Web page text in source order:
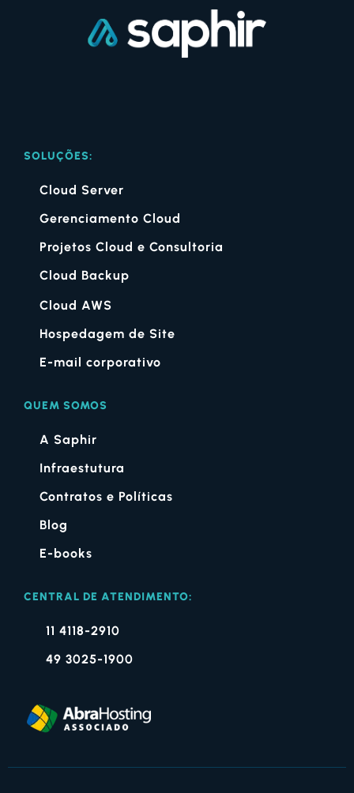
SOLUÇÕES:
Cloud Server
Gerenciamento Cloud
Projetos Cloud e Consultoria
Cloud Backup
Cloud AWS
Hospedagem de Site
E-mail corporativo
QUEM SOMOS
A Saphir
Infraestutura
Contratos e Políticas
Blog
E-books
CENTRAL DE ATENDIMENTO:
11 4118-2910
49 3025-1900